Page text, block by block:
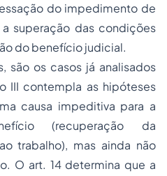
do impedimento de
superação das condições
do benefício judicial.
são os casos já analisados
III contempla as hipóteses
causa impeditiva para a
(recuperação da
trabalho), mas ainda não
O art. 14 determina que a